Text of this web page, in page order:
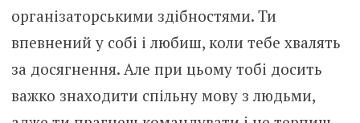
організаторськими здібностями. Ти
впевнений у собі і любиш, коли тебе хвалять
за досягнення. Але при цьому тобі досить
важко знаходити спільну мову з людьми,